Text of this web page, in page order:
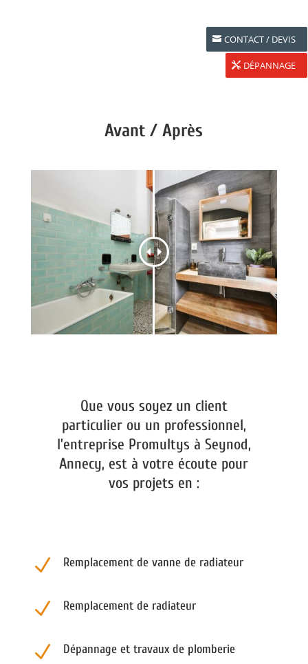
CONTACT / DEVIS
DÉPANNAGE
Avant / Après
Que vous soyez un client
particulier ou un professionnel,
l’entreprise Promultys à Seynod,
Annecy, est à votre écoute pour
vos projets en :
N Remplacement de vanne de radiateur
N Remplacement de radiateur
N Dépannage et travaux de plomberie